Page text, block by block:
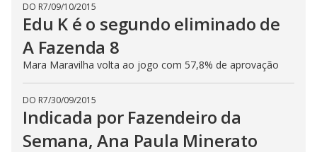
DO R7/09/10/2015
Edu K é o segundo eliminado de
A Fazenda 8
Mara Maravilha volta ao jogo com 57,8% de aprovação
DO R7/30/09/2015
Indicada por Fazendeiro da
Semana, Ana Paula Minerato